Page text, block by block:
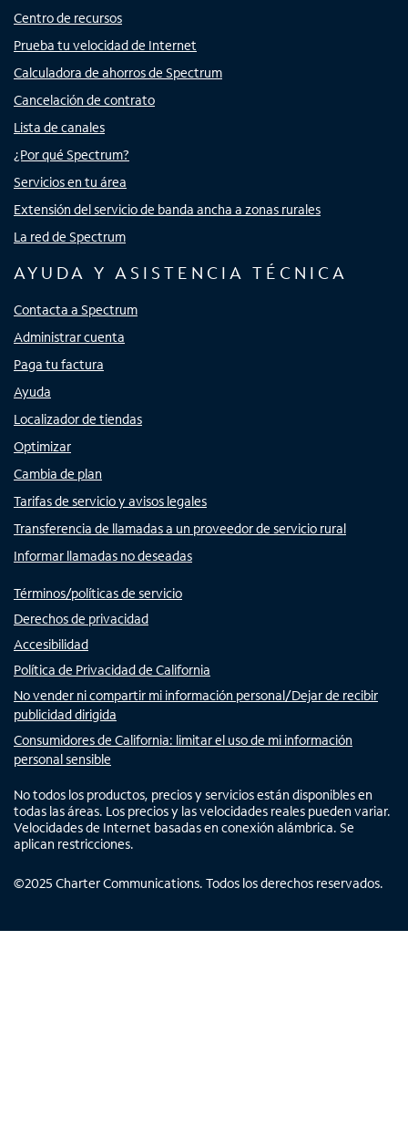
Centro de recursos
Prueba tu velocidad de Internet
Calculadora de ahorros de Spectrum
Cancelación de contrato
Lista de canales
¿Por qué Spectrum?
Servicios en tu área
Extensión del servicio de banda ancha a zonas rurales
La red de Spectrum
AYUDA Y ASISTENCIA TÉCNICA
Contacta a Spectrum
Administrar cuenta
Paga tu factura
Ayuda
Localizador de tiendas
Optimizar
Cambia de plan
Tarifas de servicio y avisos legales
Transferencia de llamadas a un proveedor de servicio rural
Informar llamadas no deseadas
Términos/políticas de servicio
Derechos de privacidad
Accesibilidad
Política de Privacidad de California
No vender ni compartir mi información personal/Dejar de recibir
publicidad dirigida
Consumidores de California: limitar el uso de mi información
personal sensible
No todos los productos, precios y servicios están disponibles en
todas las áreas. Los precios y las velocidades reales pueden variar.
Velocidades de Internet basadas en conexión alámbrica. Se
aplican restricciones.
©2025 Charter Communications. Todos los derechos reservados.